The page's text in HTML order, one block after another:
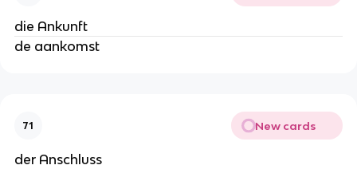
die Ankunft
de aankomst
71 New cards
der Anschluss